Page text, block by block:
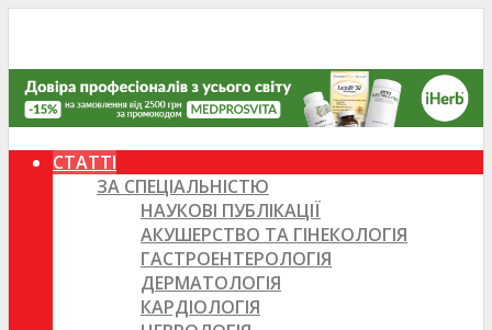
СТАТТІ
ЗА СПЕЦІАЛЬНІСТЮ
НАУКОВІ ПУБЛІКАЦІЇ
АКУШЕРСТВО ТА ГІНЕКОЛОГІЯ
ГАСТРОЕНТЕРОЛОГІЯ
ДЕРМАТОЛОГІЯ
КАРДІОЛОГІЯ